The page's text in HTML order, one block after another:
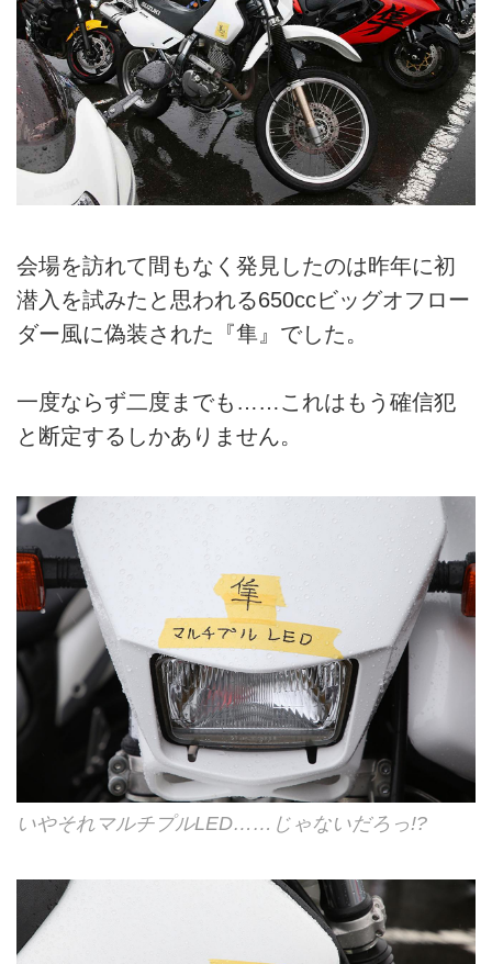
会場を訪れて間もなく発見したのは昨年に初
潜入を試みたと思われる650ccビッグオフロー
ダー風に偽装された『隼』でした。
一度ならず二度までも……これはもう確信犯
と断定するしかありません。
いやそれマルチプルLED……じゃないだろっ!?